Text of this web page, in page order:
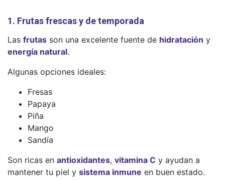
1. Frutas frescas y de temporada
Las frutas son una excelente fuente de hidratación y
energía natural.
Algunas opciones ideales:
Fresas
Papaya
Piña
Mango
Sandía
Son ricas en antioxidantes, vitamina C y ayudan a
mantener tu piel y sistema inmune en buen estado.